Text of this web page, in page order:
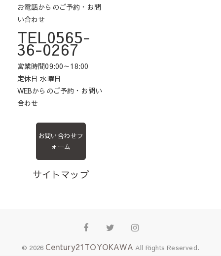
お電話からのご予約・お問
い合わせ
TEL0565-
36-0267
営業時間09:00～18:00
定休日 水曜日
WEBからのご予約・お問い
合わせ
お問い合わせフ
ォーム
サイトマップ
FacebookTwitterInstagram
© 2026 Century21TOYOKAWA All Rights Reserved.